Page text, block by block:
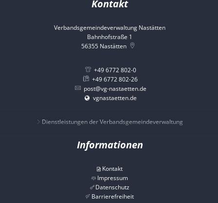
Kontakt
Verbandsgemeindeverwaltung Nastätten
Bahnhofstraße 1
56355 Nastätten
+49 6772 802-0
+49 6772 802-26
post@vg-nastaetten.de
vgnastaetten.de
Dienstleistungen der Verbandsgemeindeverwaltung
Informationen
Kontakt
Impressum
Datenschutz
Barrierefreiheit